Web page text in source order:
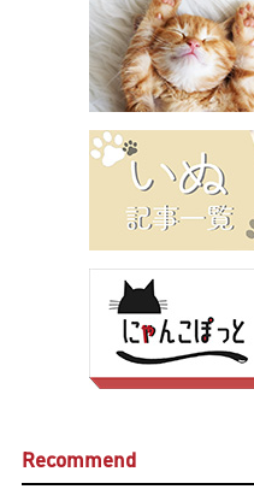
Recommend